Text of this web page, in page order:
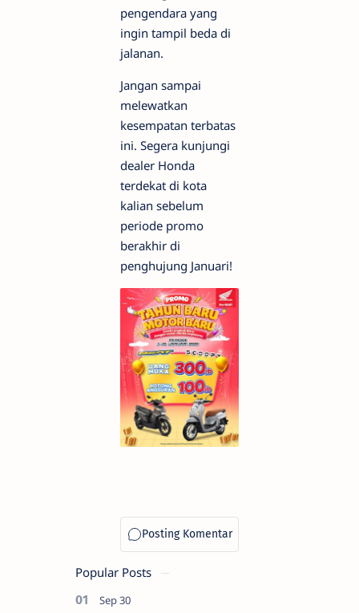
pengendara yang
ingin tampil beda di
jalanan.
Jangan sampai
melewatkan
kesempatan terbatas
ini. Segera kunjungi
dealer Honda
terdekat di kota
kalian sebelum
periode promo
berakhir di
penghujung Januari!
Popular Posts